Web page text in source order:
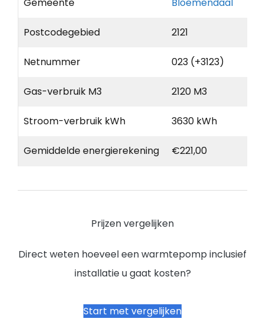
Postcodegebied 2121
Netnummer 023 (+3123)
Gas-verbruik M3 2120 M3
Stroom-verbruik kWh 3630 kWh
Gemiddelde energierekening €221,00
Prijzen vergelijken
Direct weten hoeveel een warmtepomp inclusief
installatie u gaat kosten?
Start met vergelijken